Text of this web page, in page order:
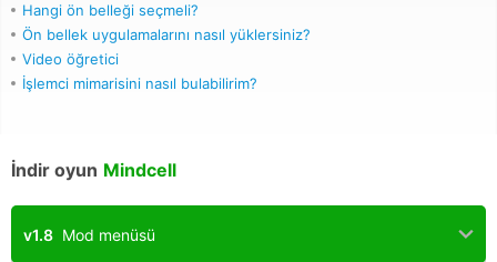
Hangi ön belleği seçmeli?
Ön bellek uygulamalarını nasıl yüklersiniz?
Video öğretici
İşlemci mimarisini nasıl bulabilirim?
İndir oyun Mindcell
v1.8 Mod menüsü